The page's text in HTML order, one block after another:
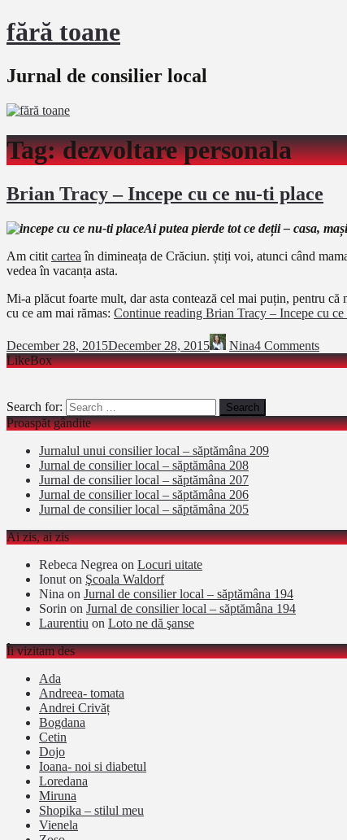
fără toane
Jurnal de consilier local
Tag:dezvoltare personala
Brian Tracy – Incepe cu ce nu-ti place
Ai putea pierde tot ce deții – casa,
Am citit cartea în dimineața de Crăciun. știți voi, atunci când
vedea în vacanța asta.
Mi-a plăcut foarte mult, dar asta contează cel mai puțin, pentru
cu ce am mai rămas: Continue reading Brian Tracy – Incepe cu
December 28, 2015December 28, 2015 Nina4 Comments
LikeBox
Search for:
Proaspăt gândite
Jurnalul unui consilier local – săptămâna 209
Jurnal de consilier local – săptămâna 208
Jurnal de consilier local – săptămâna 207
Jurnal de consilier local – săptămâna 206
Jurnal de consilier local – săptămâna 205
Ai zis, ai zis
Rebeca Negrea on Locuri uitate
Ionut on Şcoala Waldorf
Nina on Jurnal de consilier local – săptămâna 194
Sorin on Jurnal de consilier local – săptămâna 194
Laurentiu on Loto ne dă şanse
Îi vizitam des
Ada
Andreea- tomata
Andrei Crivăț
Bogdana
Cetin
Dojo
Ioana- noi si diabetul
Loredana
Miruna
Shopika – stilul meu
Vienela